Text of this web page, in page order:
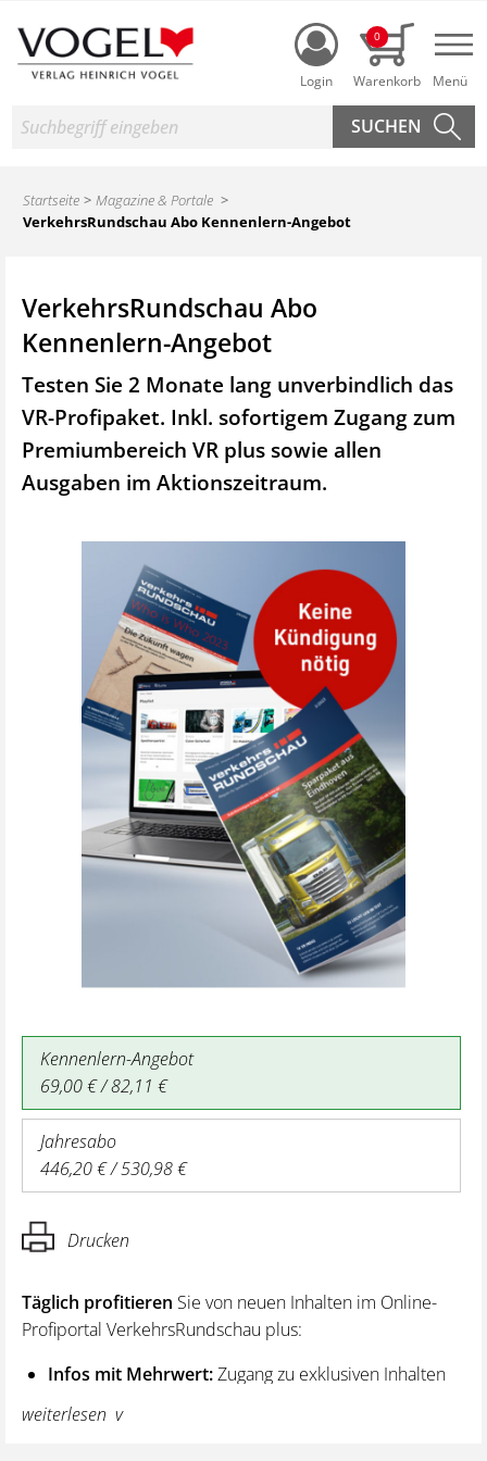
Login
0
Suche
Startseite
Magazine & Portale
VerkehrsRundschau Abo Kennenlern-Angebot
VerkehrsRundschau Abo
Kennenlern-Angebot
Testen Sie 2 Monate lang unverbindlich das
VR-Profipaket. Inkl. sofortigem Zugang zum
Premiumbereich VR plus sowie allen
Ausgaben im Aktionszeitraum.
Kennenlern-Angebot
69,00 € / 82,11 €
Jahresabo
446,20 € / 530,98 €
Drucken
Täglich profitieren Sie von neuen Inhalten im Online-
Profiportal VerkehrsRundschau plus:
Infos mit Mehrwert:Zugang zu exklusiven Inhalten
und Hintergrundwissen – von aktuellen Regelungen
wie z. B. bei den Lenk- und Ruhezeiten,
weiterlesen